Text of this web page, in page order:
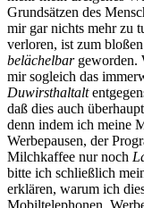
Grundsätzen des
mir gar nichts mehr zu
verloren, ist zum bloßen
belächelbargeworden.
mir sogleich das
Duwirsthaltalt
daß dies auch
denn indem ich meine
Werbepausen, der
Milchkaffee nur noch
bitte ich schließlich
erklären, warum ich
Mobiltelephonen,